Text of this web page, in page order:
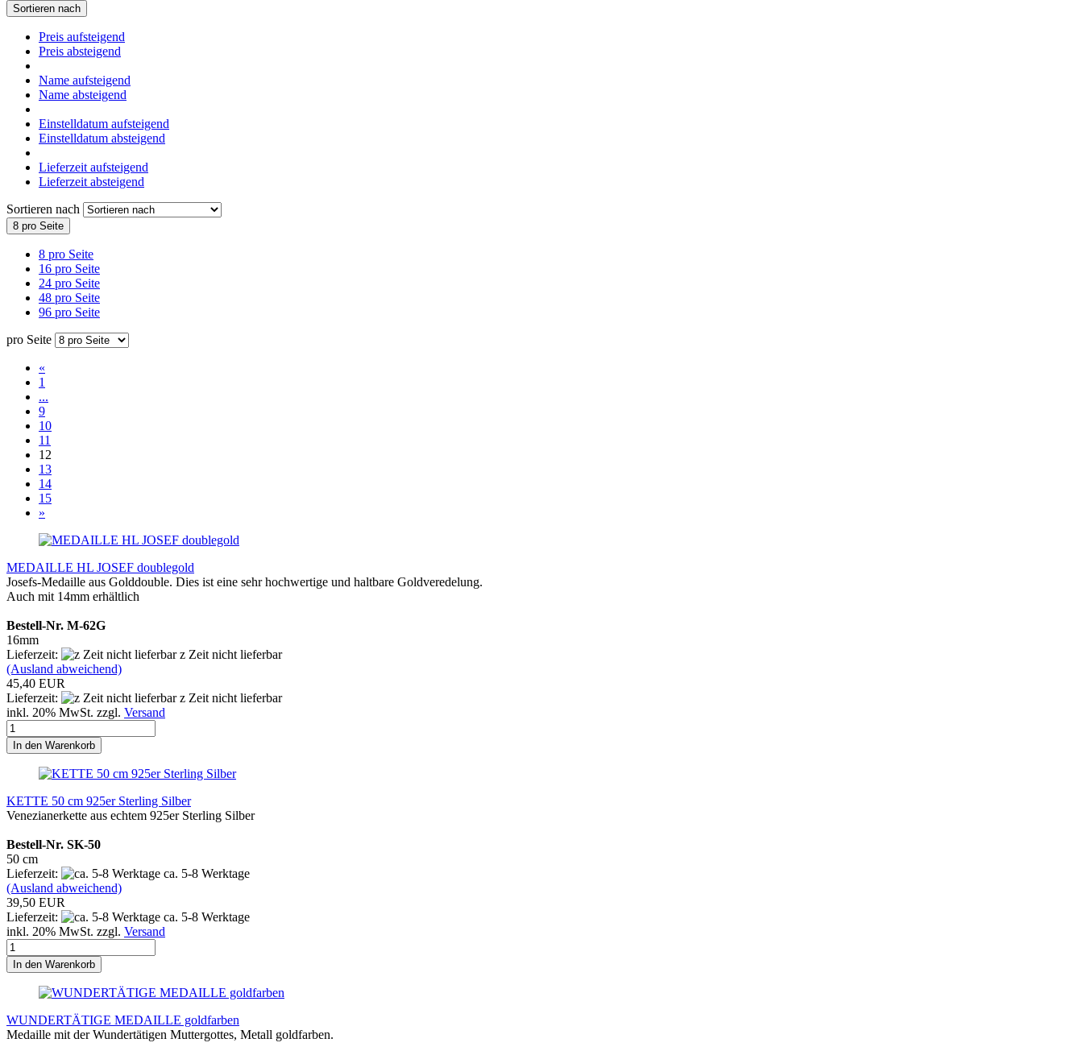
Sortieren nach
Preis aufsteigend
Preis absteigend
Name aufsteigend
Name absteigend
Einstelldatum aufsteigend
Einstelldatum absteigend
Lieferzeit aufsteigend
Lieferzeit absteigend
Sortieren nach
8 pro Seite
8 pro Seite
16 pro Seite
24 pro Seite
48 pro Seite
96 pro Seite
pro Seite
«
1
...
9
10
11
12
13
14
15
»
MEDAILLE HL JOSEF doublegold
Josefs-Medaille aus Golddouble. Dies ist eine sehr hochwertige und haltbare Goldveredelung.
Auch mit 14mm erhältlich
Bestell-Nr. M-62G
16mm
Lieferzeit:
z Zeit nicht lieferbar
(Ausland abweichend)
45,40 EUR
Lieferzeit:
z Zeit nicht lieferbar
inkl. 20% MwSt. zzgl. Versand
In den Warenkorb
KETTE 50 cm 925er Sterling Silber
Venezianerkette aus echtem 925er Sterling Silber
Bestell-Nr. SK-50
50 cm
Lieferzeit:
ca. 5-8 Werktage
(Ausland abweichend)
39,50 EUR
Lieferzeit:
ca. 5-8 Werktage
inkl. 20% MwSt. zzgl. Versand
In den Warenkorb
WUNDERTÄTIGE MEDAILLE goldfarben
Medaille mit der Wundertätigen Muttergottes, Metall goldfarben.